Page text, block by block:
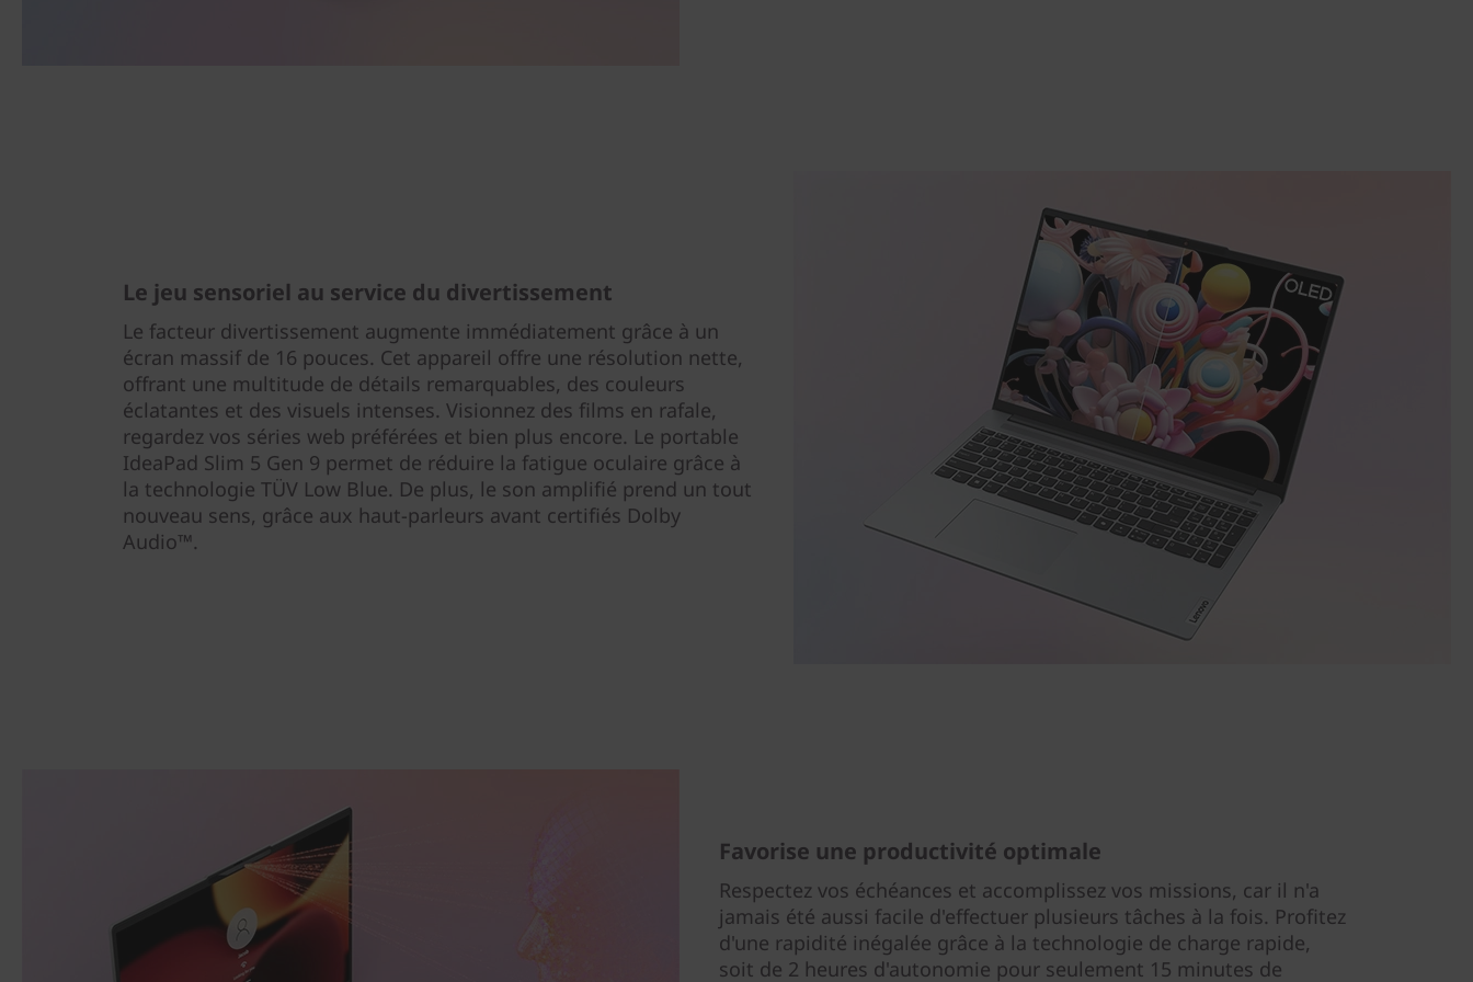
Le jeu sensoriel au service du divertissement
Le facteur divertissement augmente immédiatement grâce à un
écran massif de 16 pouces. Cet appareil offre une résolution nette,
offrant une multitude de détails remarquables, des couleurs
éclatantes et des visuels intenses. Visionnez des films en rafale,
regardez vos séries web préférées et bien plus encore. Le portable
IdeaPad Slim 5 Gen 9 permet de réduire la fatigue oculaire grâce à
la technologie TÜV Low Blue. De plus, le son amplifié prend un tout
nouveau sens, grâce aux haut-parleurs avant certifiés Dolby
Audio™.
Favorise une productivité optimale
Respectez vos échéances et accomplissez vos missions, car il n'a
jamais été aussi facile d'effectuer plusieurs tâches à la fois. Profitez
d'une rapidité inégalée grâce à la technologie de charge rapide,
soit de 2 heures d'autonomie pour seulement 15 minutes de